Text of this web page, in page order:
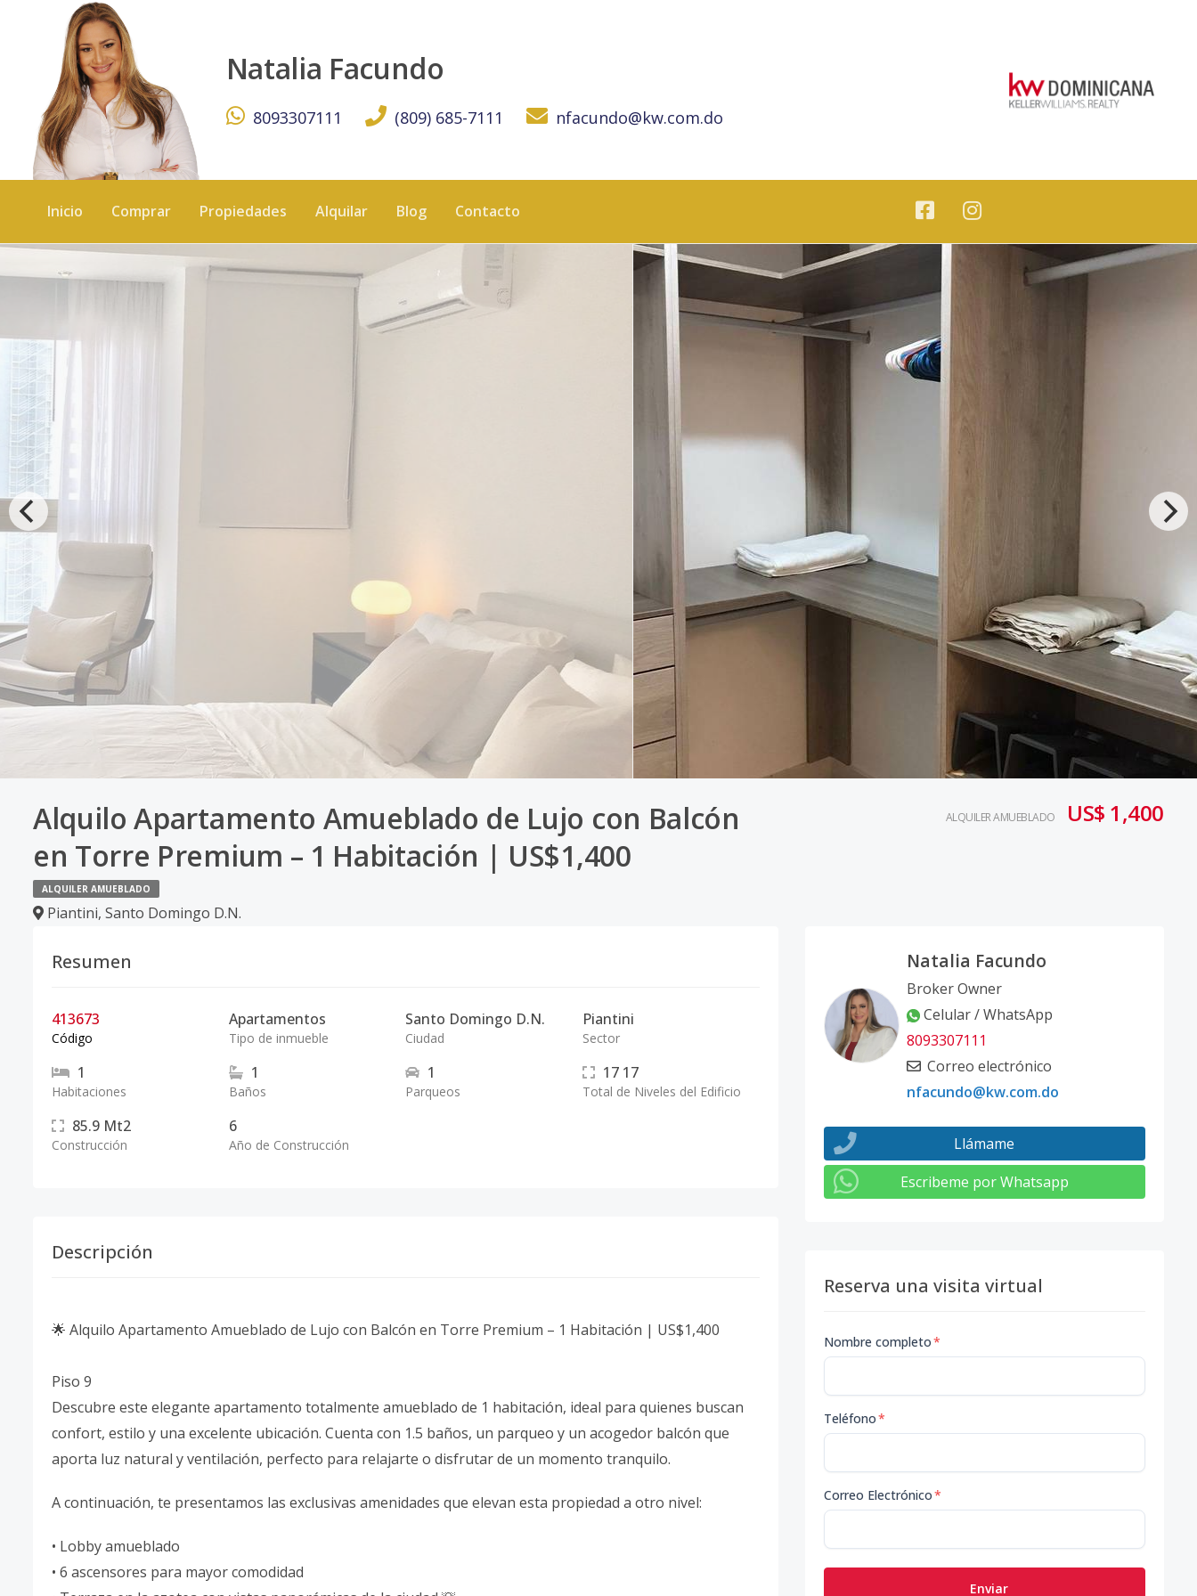
Natalia Facundo
8093307111 (809) 685-7111 nfacundo@kw.com.do
Inicio Comprar Propiedades Alquilar Blog Contacto
Alquilo Apartamento Amueblado de Lujo con Balcón
en Torre Premium – 1 Habitación | US$1,400
ALQUILER AMUEBLADO
Piantini, Santo Domingo D.N.
ALQUILER AMUEBLADO US$ 1,400
Resumen
413673
Código
Apartamentos
Tipo de inmueble
Santo Domingo D.N.
Ciudad
Piantini
Sector
1
Habitaciones
1
Baños
1
Parqueos
17 17
Total de Niveles del Edificio
85.9 Mt2
Construcción
6
Año de Construcción
Descripción
🌟 Alquilo Apartamento Amueblado de Lujo con Balcón en Torre Premium – 1 Habitación | US$1,400
Piso 9
Descubre este elegante apartamento totalmente amueblado de 1 habitación, ideal para quienes buscan
confort, estilo y una excelente ubicación. Cuenta con 1.5 baños, un parqueo y un acogedor balcón que
aporta luz natural y ventilación, perfecto para relajarte o disfrutar de un momento tranquilo.
A continuación, te presentamos las exclusivas amenidades que elevan esta propiedad a otro nivel:
• Lobby amueblado
• 6 ascensores para mayor comodidad
Natalia Facundo
Broker Owner
Celular / WhatsApp
8093307111
Correo electrónico
nfacundo@kw.com.do
Llámame
Escribeme por Whatsapp
Reserva una visita virtual
Nombre completo*
Teléfono*
Correo Electrónico*
Enviar
Alquilo Apartamento Amueblado de Lujo con Balcón en Torre Premium – 1 Habitación | US$1,400 - KW DOMINICANA